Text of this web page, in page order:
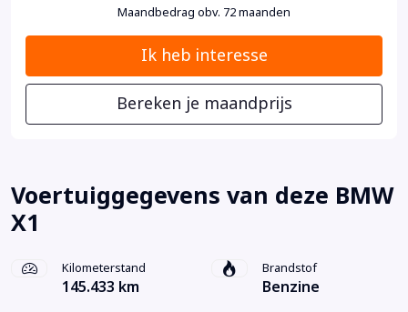
Maandbedrag obv. 72 maanden
Ik heb interesse
Bereken je maandprijs
Voertuiggegevens van deze BMW
X1
Kilometerstand
145.433 km
Brandstof
Benzine